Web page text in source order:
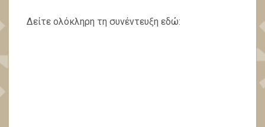
Δείτε ολόκληρη τη συνέντευξη εδώ: